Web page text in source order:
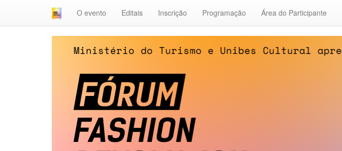
O evento Editais Inscrição Programação Área do Participante